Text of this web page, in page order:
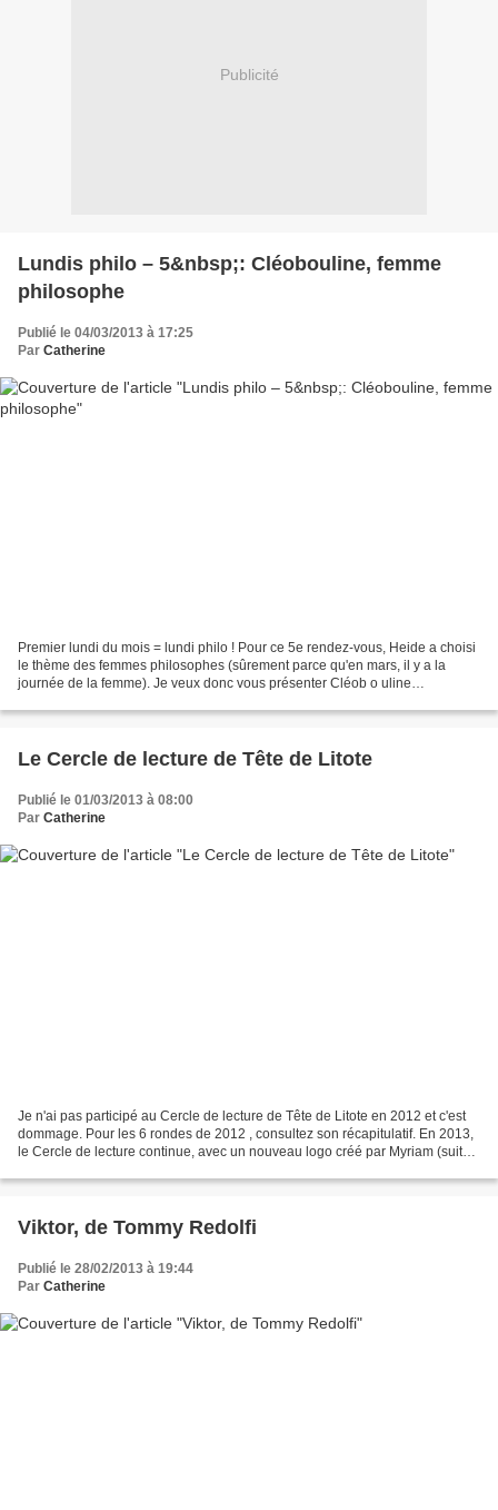
Publicité
Lundis philo – 5&nbsp;: Cléobouline, femme
philosophe
Publié le 04/03/2013 à 17:25
Par Catherine
Premier lundi du mois = lundi philo ! Pour ce 5e rendez-vous, Heide a choisi
le thème des femmes philosophes (sûrement parce qu'en mars, il y a la
journée de la femme). Je veux donc vous présenter Cléob o uline
Le Cercle de lecture de Tête de Litote
Publié le 01/03/2013 à 08:00
Par Catherine
Je n'ai pas participé au Cercle de lecture de Tête de Litote en 2012 et c'est
dommage. Pour les 6 rondes de 2012 , consultez son récapitulatif. En 2013,
le Cercle de lecture continue, avec un nouveau logo créé par Myriam (suite
Viktor, de Tommy Redolfi
Publié le 28/02/2013 à 19:44
Par Catherine